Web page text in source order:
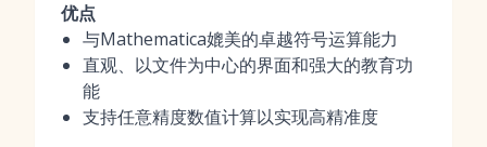
优点
与Mathematica媲美的卓越符号运算能力
直观、以文件为中心的界面和强大的教育功
能
支持任意精度数值计算以实现高精准度